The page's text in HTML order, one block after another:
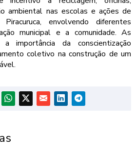
ambiental nas escolas e ações de
envolvendo diferentes
municipal e a comunidade. As
a importância da conscientização
coletivo na construção de um